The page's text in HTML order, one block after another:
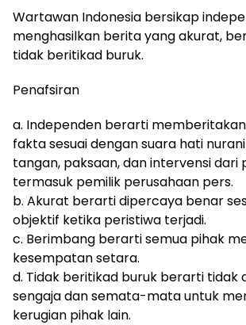
Wartawan Indonesia bersikap
menghasilkan berita yang akurat,
tidak beritikad buruk.
Penafsiran
a. Independen berarti
fakta sesuai dengan suara hati
tangan, paksaan, dan intervensi dari
termasuk pemilik perusahaan pers.
b. Akurat berarti dipercaya benar
objektif ketika peristiwa terjadi.
c. Berimbang berarti semua pihak
kesempatan setara.
d. Tidak beritikad buruk berarti tidak
sengaja dan semata-mata untuk
kerugian pihak lain.